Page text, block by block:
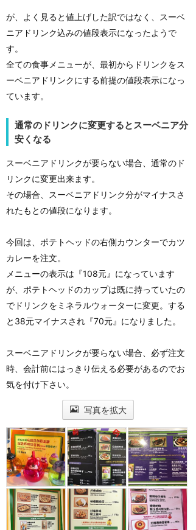
が、よく見ると値上げした訳ではなく、スーベ
ニアドリンク込みの値段表示になったようで
す。
全ての食事メニューが、最初からドリンクをス
ーベニアドリンクにする前提の値段表示になっ
ています。
通常のドリンクに変更するとスーベニア分
安くなる
スーベニアドリンクが要らない場合、通常のド
リンクに変更出来ます。
その場合、スーベニアドリンク分がマイナスさ
れたもとの値段になります。
今回は、ポテトヘッドの右側カウンターでカツ
カレーを注文。
メニューの表示は『108元』になっています
が、ポテトヘッドのカップは既に持っていたの
でドリンクをミネラルウォーターに変更。する
と38元マイナスされ『70元』になりました。
スーベニアドリンクが要らない場合、必ず注文
時、会計前にはっきり伝える必要があるのでお
気を付け下さい。
写真を拡大